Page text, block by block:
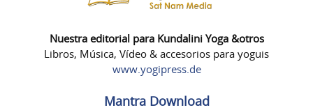
Nuestra editorial para Kundalini Yoga &otros
Libros, Música, Vídeo & accesorios para yoguis
www.yogipress.de
Mantra Download